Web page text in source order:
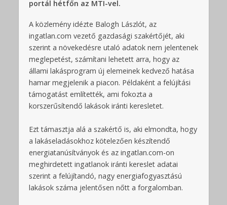
portál hétfőn az MTI-vel.
A közlemény idézte Balogh Lászlót, az
ingatlan.com vezető gazdasági szakértőjét, aki
szerint a növekedésre utaló adatok nem jelentenek
meglepetést, számítani lehetett arra, hogy az
állami lakásprogram új elemeinek kedvező hatása
hamar megjelenik a piacon. Példaként a felújítási
támogatást említették, ami fokozta a
korszerűsítendő lakások iránti keresletet.
Ezt támasztja alá a szakértő is, aki elmondta, hogy
a lakáseladásokhoz kötelezően készítendő
energiatanúsítványok és az ingatlan.com-on
meghirdetett ingatlanok iránti kereslet adatai
szerint a felújítandó, nagy energiafogyasztású
lakások száma jelentősen nőtt a forgalomban.